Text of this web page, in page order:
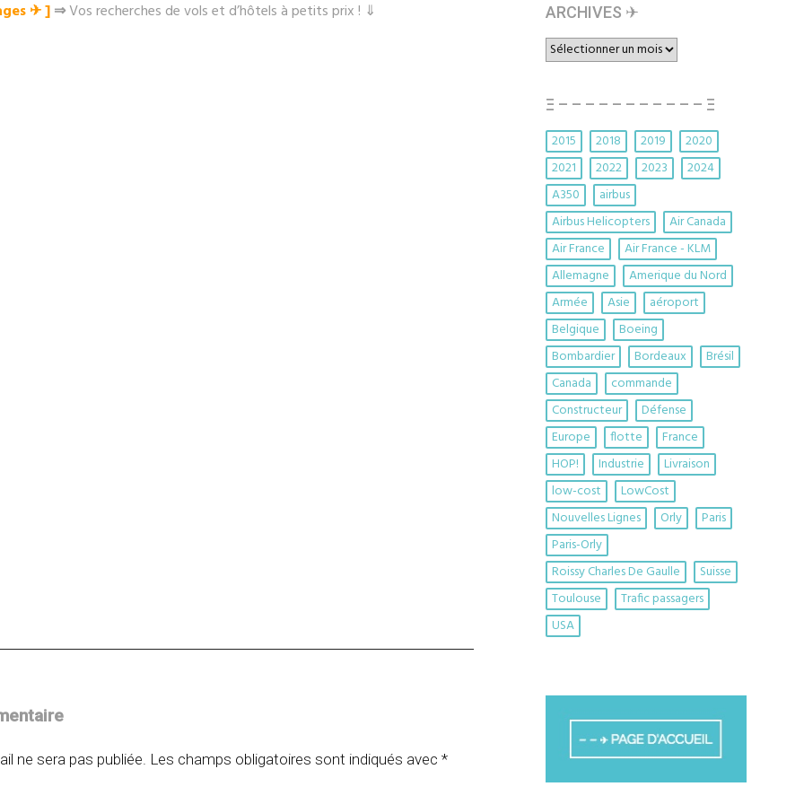
✈︎ ]⇒Vos recherches de vols et d’hôtels à petits prix ! ⇓
ne sera pas publiée. Les champs obligatoires sont indiqués avec *
ARCHIVES ✈︎
ARCHIVES
✈︎
Ξ – – – – – – – – – – – Ξ
2015 2018 2019
2020
2021
2022 2023
2024
A350
airbus
Airbus Helicopters
Air Canada
Air France
Air France - KLM
Allemagne
Amerique du Nord
Armée
Asie
aéroport
Belgique
Boeing
Bombardier
Bordeaux
Brésil
Canada
commande
Constructeur
Défense
Europe
flotte
France
HOP!
Industrie
Livraison
low-cost
LowCost
Nouvelles Lignes
Orly
Paris
Paris-Orly
Roissy Charles De Gaulle
Suisse
Toulouse
Trafic passagers
USA